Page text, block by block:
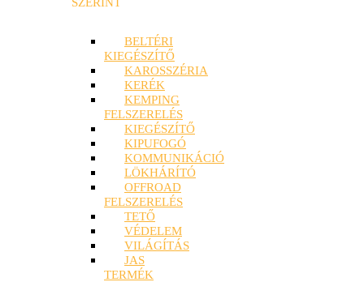
BELTÉRI
KIEGÉSZÍTŐ
KAROSSZÉRIA
KERÉK
KEMPING
FELSZERELÉS
KIEGÉSZÍTŐ
KIPUFOGÓ
KOMMUNIKÁCIÓ
LÖKHÁRÍTÓ
OFFROAD
FELSZERELÉS
TETŐ
VÉDELEM
VILÁGÍTÁS
JAS
TERMÉK